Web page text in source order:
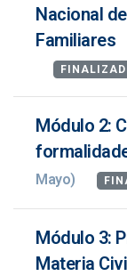
Nacional
Familiares
Módulo 2:
Mayo)
Módulo 3:
Materia